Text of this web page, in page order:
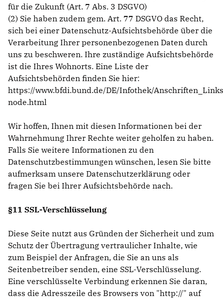
für die Zukunft (Art. 7 Abs. 3 DSGVO)
(2) Sie haben zudem gem. Art. 77 DSGVO das Recht,
sich bei einer Datenschutz-Aufsichtsbehörde über die
Verarbeitung Ihrer personenbezogenen Daten durch
uns zu beschweren. Ihre zuständige Aufsichtsbehörde
ist die Ihres Wohnorts. Eine Liste der
Aufsichtsbehörden finden Sie hier:
https://www.bfdi.bund.de/DE/Infothek/
node.html
Wir hoffen, Ihnen mit diesen Informationen bei der
Wahrnehmung Ihrer Rechte weiter geholfen zu haben.
Falls Sie weitere Informationen zu den
Datenschutzbestimmungen wünschen, lesen Sie bitte
aufmerksam unsere Datenschutzerklärung oder
fragen Sie bei Ihrer Aufsichtsbehörde nach.
§11 SSL-Verschlüsselung
Diese Seite nutzt aus Gründen der Sicherheit und zum
Schutz der Übertragung vertraulicher Inhalte, wie
zum Beispiel der Anfragen, die Sie an uns als
Seitenbetreiber senden, eine SSL-Verschlüsselung.
Eine verschlüsselte Verbindung erkennen Sie daran,
dass die Adresszeile des Browsers von "http://" auf